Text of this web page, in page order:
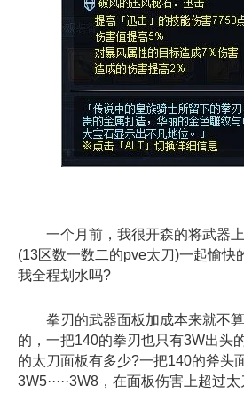
一个月前，我很开森的将武器上
(13区数一数二的pve太刀)一起愉快
我全程划水吗?
拳刃的武器面板加成本来就不算
的，一把140的拳刃也只有3W出头
的太刀面板有多少?一把140的斧头
3W5·····3W8，在面板伤害上超过